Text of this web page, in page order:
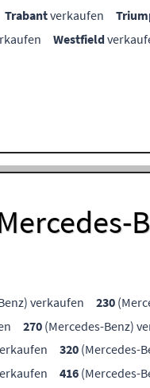
Trabantverkaufen
Westfield
verkaufen 230
270 (Mercedes-Benz)
320 (Mercedes-
416 (Mercedes-